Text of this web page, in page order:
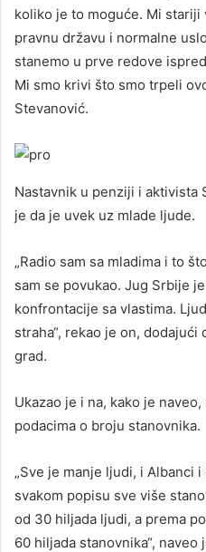
koliko je to moguće. Mi stariji
pravnu državu i normalne
stanemo u prve redove
Mi smo krivi što smo trpeli
Stevanović.
Nastavnik u penziji i aktivista
je da je uvek uz mlade ljude.
„Radio sam sa mladima i to
sam se povukao. Jug Srbije
konfrontacije sa vlastima.
straha“, rekao je on,
grad.
Ukazao je i na, kako je
podacima o broju stanovnika.
„Sve je manje ljudi, i Albanci
svakom popisu sve više
od 30 hiljada ljudi, a prema
60 hiljada stanovnika“, naveo